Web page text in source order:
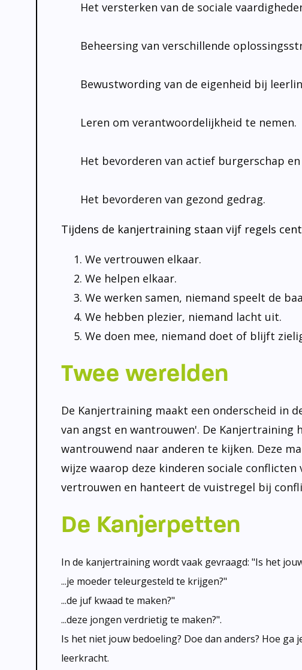
Het versterken van de sociale
Beheersing van verschillende
Bewustwording van de eigenheid bij
Leren om verantwoordelijkheid te nemen.
Het bevorderen van actief burgerschap
Het bevorderen van gezond gedrag.
Tijdens de kanjertraining staan vijf regels
We vertrouwen elkaar.
We helpen elkaar.
We werken samen, niemand speelt de
We hebben plezier, niemand lacht uit.
We doen mee, niemand doet of blijft
Twee werelden
De Kanjertraining maakt een onderscheid in
van angst en wantrouwen'. De
wantrouwend naar anderen te kijken. Deze
wijze waarop deze kinderen sociale
vertrouwen en hanteert de vuistregel bij
De Kanjerpetten
In de kanjertraining wordt vaak gevraagd: "Is het
...je moeder teleurgesteld te krijgen?"
...de juf kwaad te maken?"
...deze jongen verdrietig te maken?".
Is het niet jouw bedoeling? Doe dan anders? Hoe
leerkracht.